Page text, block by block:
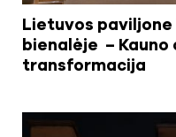
Lietuvos
bienalėje –
transformacija